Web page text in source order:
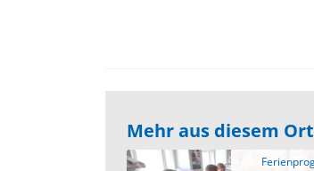
Mehr aus diesem Ort